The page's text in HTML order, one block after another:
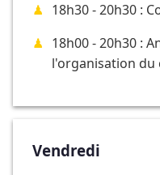
18h30 - 20h30 :
18h00 - 20h30 :
l'organisation du
Vendredi